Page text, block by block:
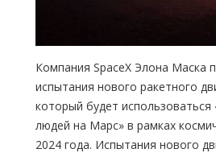
Компания SpaceX Элона Маска
испытания нового ракетного
который будет использоваться
людей на Марс» в рамках
2024 года. Испытания нового